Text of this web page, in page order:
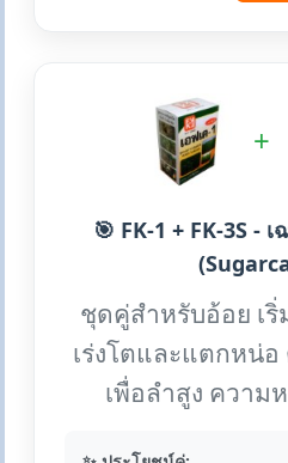
+
🎯 FK-1 + FK-3S -
ชุดคู่สำหรับอ้อย เริ่
เร่งโตและแตกหน่อ
เพื่อลำสูง ความ